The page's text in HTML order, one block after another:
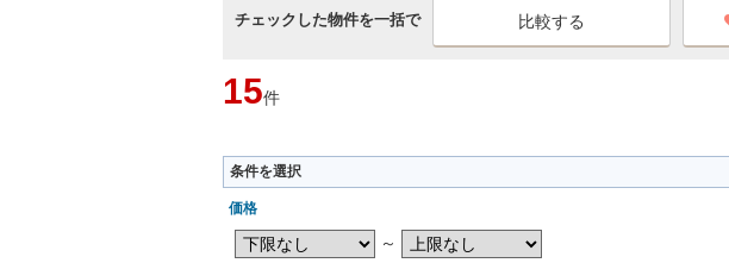
チェックした物件を一括で
15件
条件を選択
価格
～